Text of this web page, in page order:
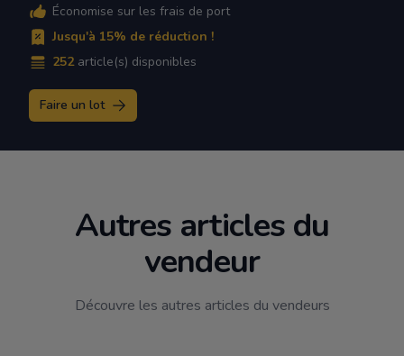
Économise sur les frais de port
Jusqu'à 15% de réduction !
252 article(s) disponibles
Faire un lot
Autres articles du
vendeur
Découvre les autres articles du vendeurs